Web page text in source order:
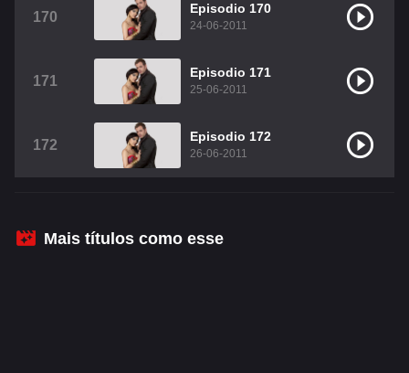
170
Episodio 170
24-06-2011
171
Episodio 171
25-06-2011
172
Episodio 172
26-06-2011
Mais títulos como esse